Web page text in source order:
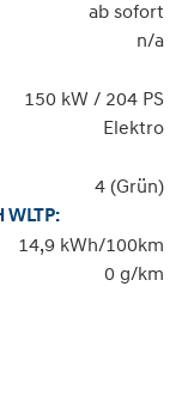
ab sofort
n/a
150 kW / 204 PS
Elektro
4 (Grün)
WLTP:
14,9 kWh/100km
0 g/km